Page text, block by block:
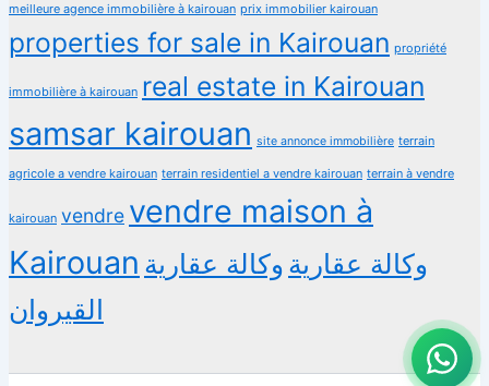
meilleure agence immobilière à kairouan prix immobilier kairouan
properties for sale in Kairouan propriété
immobilière à kairouan real estate in Kairouan
samsar kairouan site annonce immobilière terrain
agricole a vendre kairouan terrain residentiel a vendre kairouan terrain à vendre
kairouan vendre vendre maison à
Kairouan
وكالة عقارية وكالة عقارية
القيروان